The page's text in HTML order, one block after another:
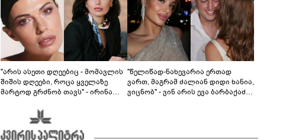
"არის ასეთი დღეებიც - მომავლის
შიშის დღეები, როცა ყველაზე
მარტოდ გრძნობ თავს" - ირინა
"წელიწად-ნახევარია ერთად
ვართ, მაგრამ ძალიან დიდი ხანია,
ვიცნობ" - ვინ არის ევა ბარბაქაძის